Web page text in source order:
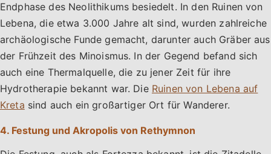
Endphase des Neolithikums besiedelt. In den Ruinen von
Lebena, die etwa 3.000 Jahre alt sind, wurden zahlreiche
archäologische Funde gemacht, darunter auch Gräber aus
der Frühzeit des Minoismus. In der Gegend befand sich
auch eine Thermalquelle, die zu jener Zeit für ihre
Hydrotherapie bekannt war. Die Ruinen von Lebena auf
Kreta sind auch ein großartiger Ort für Wanderer.
4. Festung und Akropolis von Rethymnon